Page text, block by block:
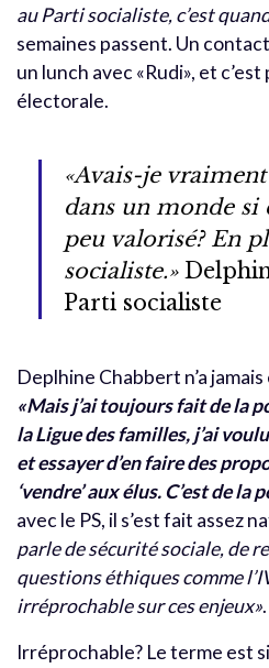
au Parti socialiste, c’est
semaines passent. Un
un lunch avec «Rudi», et
électorale.
«Avais-je
dans un monde si
peu valorisé? En
socialiste.»
Parti socialiste
Deplhine Chabbert n’a
«Mais j’ai toujours fait de la
la Ligue des familles, j’ai
et essayer d’en faire des
‘vendre’ aux élus. C’est de la
avec le PS, il s’est fait assez
parle de sécurité sociale, de
questions éthiques comme
irréprochable sur ces enjeux».
Irréprochable? Le terme est